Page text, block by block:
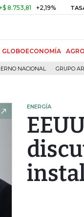
+2,19% TASA DE
GLOBOECONOMÍA
NACIONAL GRUPO
ENERGÍA